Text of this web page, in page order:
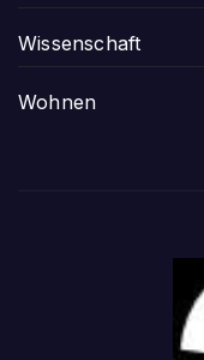
Wissenschaft
Wohnen